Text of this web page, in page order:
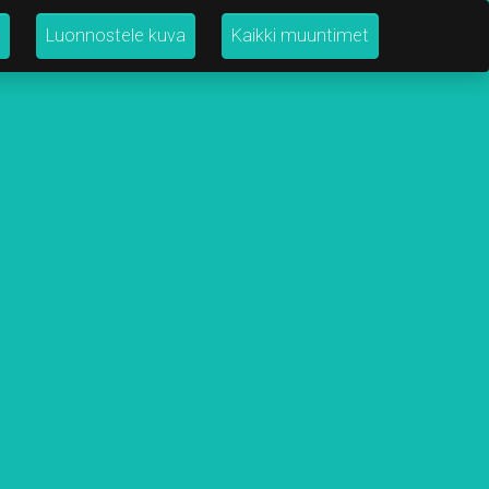
Luonnostele kuva Kaikki muuntimet